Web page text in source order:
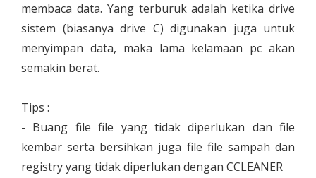
membaca data. Yang terburuk adalah ketika drive
sistem (biasanya drive C) digunakan juga untuk
menyimpan data, maka lama kelamaan pc akan
semakin berat.
Tips :
- Buang file file yang tidak diperlukan dan file
kembar serta bersihkan juga file file sampah dan
registry yang tidak diperlukan dengan CCLEANER